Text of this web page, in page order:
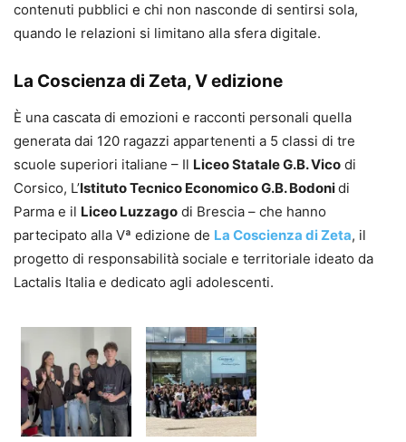
contenuti pubblici e chi non nasconde di sentirsi sola,
quando le relazioni si limitano alla sfera digitale.
La Coscienza di Zeta, V edizione
È una cascata di emozioni e racconti personali quella
generata dai 120 ragazzi appartenenti a 5 classi di tre
scuole superiori italiane – Il Liceo Statale G.B. Vico di
Corsico, L’Istituto Tecnico Economico G.B. Bodonidi
Parma e il Liceo Luzzago di Brescia – che hanno
partecipato alla Vª edizione de La Coscienza di Zeta, il
progetto di responsabilità sociale e territoriale ideato da
Lactalis Italia e dedicato agli adolescenti.